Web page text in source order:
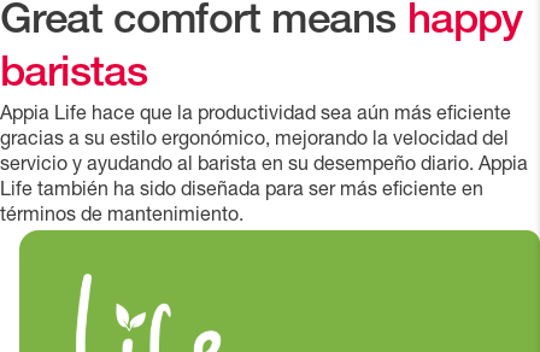
Great comfort means happy
baristas
Appia Life hace que la productividad sea aún más eficiente
gracias a su estilo ergonómico, mejorando la velocidad del
servicio y ayudando al barista en su desempeño diario. Appia
Life también ha sido diseñada para ser más eficiente en
términos de mantenimiento.